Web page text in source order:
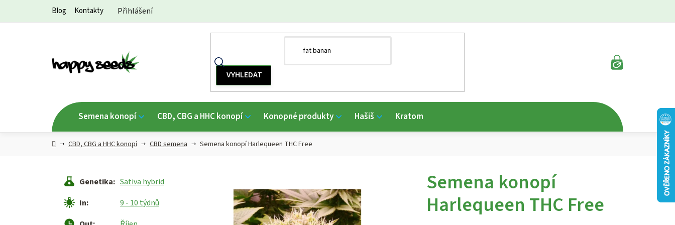
Blog Kontakty Přihlášení
NÁKUPNÍ
Semena konopí CBD, CBG a HHC konopí Konopné produkty Hašiš Kratom
HlavníCBD, CBG a HHC konopí CBD semena Semena konopí Harlequeen THC Free
Semena konopí
Harlequeen THC Free
Genetika: Sativa hybrid
In:
9 - 10 týdnů